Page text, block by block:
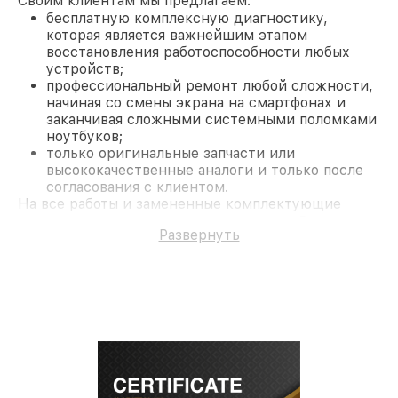
бесплатную комплексную диагностику,
которая является важнейшим этапом
восстановления работоспособности любых
устройств;
профессиональный ремонт любой сложности,
начиная со смены экрана на смартфонах и
заканчивая сложными системными поломками
ноутбуков;
только оригинальные запчасти или
высококачественные аналоги и только после
согласования с клиентом.
На все работы и замененные комплектующие
поломки по условиям гарантии, мы бесплатно
безупречной репутацией;
лицензированное ПО в ремонтно-
Развернуть